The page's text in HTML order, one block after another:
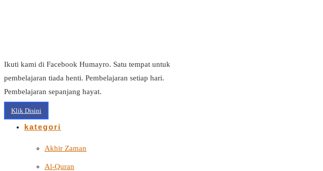
Ikuti kami di Facebook Humayro. Satu tempat untuk
pembelajaran tiada henti. Pembelajaran setiap hari.
Pembelajaran sepanjang hayat.
Klik Disini
kategori
Akhir Zaman
Al-Quran